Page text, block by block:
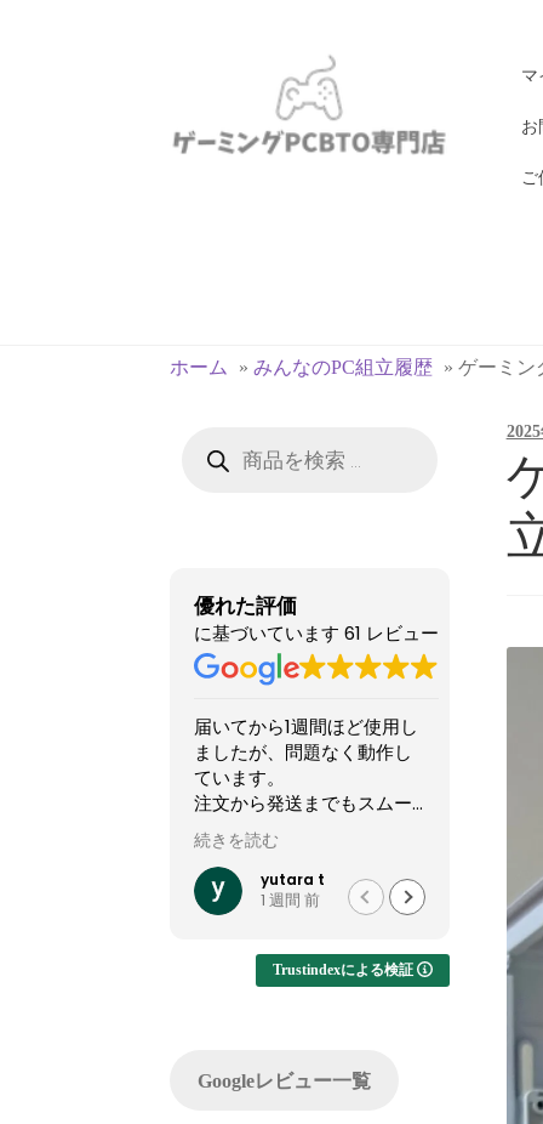
ー
ッ
ン
マ
お
ご
ホーム »みんなのPC組立履歴 »ゲーミン
優れた評価
に基づいています 61 レビュー
他のショップより安いので
怪しい店なのか？と躊躇し
てましたが、ここのサイト
やXで組んだPCの画像を投
稿してるのを見て、思い切
って買ってみました。
結果1週間でちゃんと届きま
した。初見だと怪しさ全開
います。サイト内で自分が
注文したPCの完成後を載せ
でサポートは分かりません
続きを読む
れいれい
1 か月 前
星
こ
し
く
で
故
可)
ゴ
っ
PC
ち
続
Trustindexによる検証
Googleレビュー一覧